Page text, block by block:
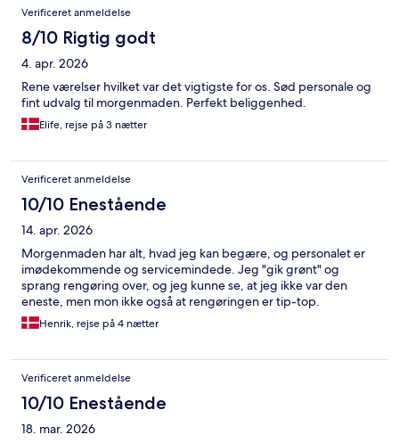
Verificeret anmeldelse
8/10 Rigtig godt
4. apr. 2026
Rene værelser hvilket var det vigtigste for os. Sød personale og
fint udvalg til morgenmaden. Perfekt beliggenhed.
Elife, rejse på 3 nætter
Verificeret anmeldelse
10/10 Enestående
14. apr. 2026
Morgenmaden har alt, hvad jeg kan begære, og personalet er
imødekommende og servicemindede. Jeg "gik grønt" og
sprang rengøring over, og jeg kunne se, at jeg ikke var den
eneste, men mon ikke også at rengøringen er tip-top.
Henrik, rejse på 4 nætter
Verificeret anmeldelse
10/10 Enestående
18. mar. 2026